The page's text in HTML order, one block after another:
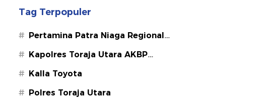
Tag Terpopuler
# Pertamina Patra Niaga Regional
# Kapolres Toraja Utara AKBP
M.Si
# Kalla Toyota
# Polres Toraja Utara